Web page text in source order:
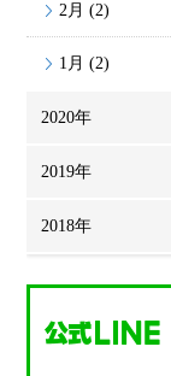
2月 (2)
1月 (2)
2020年
2019年
2018年